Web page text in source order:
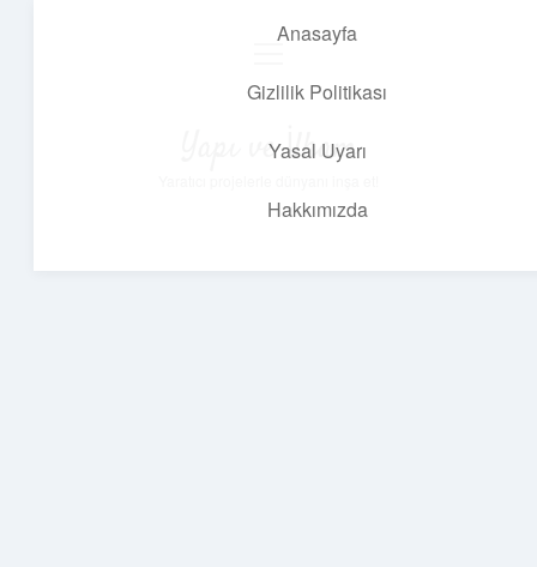
Anasayfa
Gizlilik Politikası
Yasal Uyarı
Hakkımızda
Yapı ve İlham